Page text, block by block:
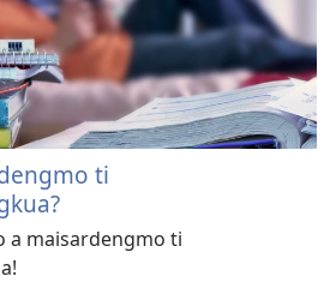
ti
a maisardengmo ti